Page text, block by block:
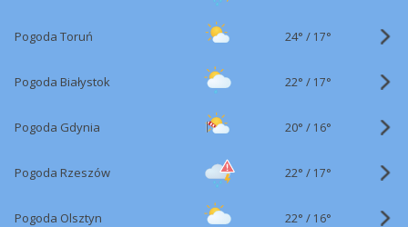
Pogoda Toruń 24° / 17°
Pogoda Białystok 22° / 17°
Pogoda Gdynia 20° / 16°
Pogoda Rzeszów 22° / 17°
Pogoda Olsztyn 22° / 16°